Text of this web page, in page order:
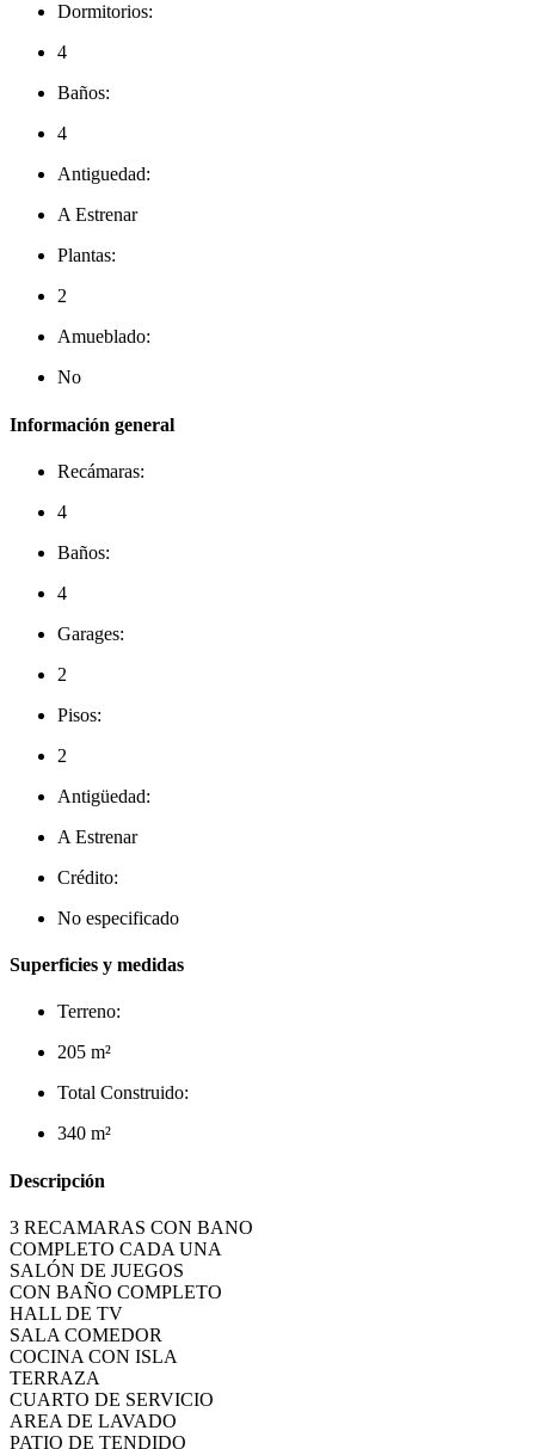
Dormitorios:
4
Baños:
4
Antiguedad:
A Estrenar
Plantas:
2
Amueblado:
No
Información general
Recámaras:
4
Baños:
4
Garages:
2
Pisos:
2
Antigüedad:
A Estrenar
Crédito:
No especificado
Superficies y medidas
Terreno:
205 m²
Total Construido:
340 m²
Descripción
3 RECAMARAS CON BANO
COMPLETO CADA UNA
SALÓN DE JUEGOS
CON BAÑO COMPLETO
HALL DE TV
SALA COMEDOR
COCINA CON ISLA
TERRAZA
CUARTO DE SERVICIO
AREA DE LAVADO
PATIO DE TENDIDO